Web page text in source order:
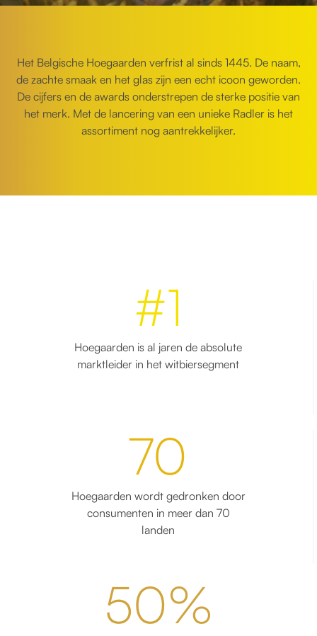
Het Belgische Hoegaarden verfrist al sinds 1445. De naam,
de zachte smaak en het glas zijn een echt icoon geworden.
De cijfers en de awards onderstrepen de sterke positie van
het merk. Met de lancering van een unieke Radler is het
assortiment nog aantrekkelijker.
#1
Hoegaarden is al jaren de absolute
marktleider in het witbiersegment
70
Hoegaarden wordt gedronken door
consumenten in meer dan 70
landen
50%